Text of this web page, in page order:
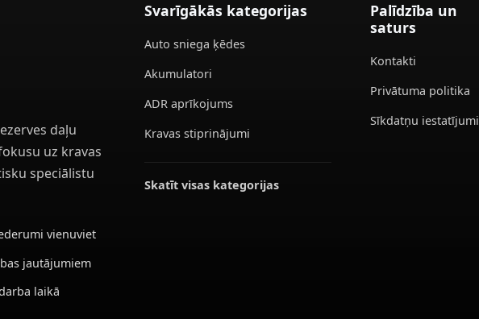
daļu
uz kravas
speciālistu
vienuviet
jautājumiem
laikā
Svarīgākās kategorijas
Auto sniega ķēdes
Akumulatori
ADR aprīkojums
Kravas stiprinājumi
Skatīt visas kategorijas
Palīdzība un
saturs
Kontakti
Privātuma politika
Sīkdatņu iestatījumi